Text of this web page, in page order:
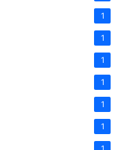
1
1
1
1
1
1